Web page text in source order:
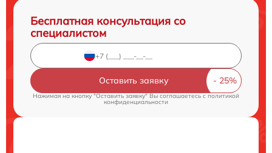
Бесплатная консультация со
специалистом
Оставить заявку
Нажимая на кнопку "Оставить заявку" Вы соглашаетесь cполитикой
конфиденциальности